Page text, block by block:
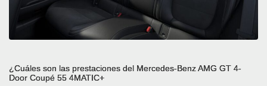
¿Cuáles son las prestaciones del Mercedes-Benz AMG GT 4-
Door Coupé 55 4MATIC+